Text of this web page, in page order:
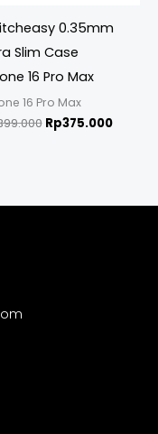
0.35mm
Slim Case
16 Pro Max
16 Pro Max
Rp375.000